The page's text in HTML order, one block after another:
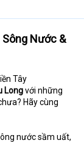
Nước &
Tây
Longvới những
Hãy cùng
nước sầm uất,